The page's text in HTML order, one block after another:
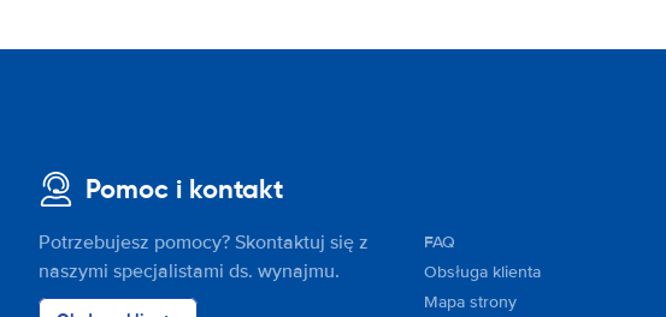
Pomoc i kontakt
Potrzebujesz pomocy? Skontaktuj się z
naszymi specjalistami ds. wynajmu.
FAQ
Obsługa klienta
Mapa strony